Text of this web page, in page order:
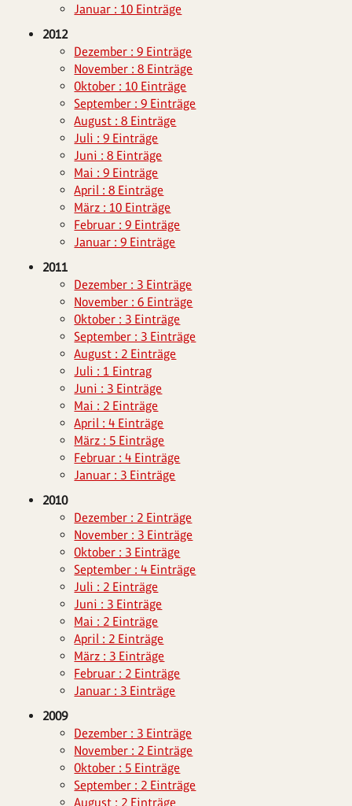
Januar : 10 Einträge
2012
Dezember : 9 Einträge
November : 8 Einträge
Oktober : 10 Einträge
September : 9 Einträge
August : 8 Einträge
Juli : 9 Einträge
Juni : 8 Einträge
Mai : 9 Einträge
April : 8 Einträge
März : 10 Einträge
Februar : 9 Einträge
Januar : 9 Einträge
2011
Dezember : 3 Einträge
November : 6 Einträge
Oktober : 3 Einträge
September : 3 Einträge
August : 2 Einträge
Juli : 1 Eintrag
Juni : 3 Einträge
Mai : 2 Einträge
April : 4 Einträge
März : 5 Einträge
Februar : 4 Einträge
Januar : 3 Einträge
2010
Dezember : 2 Einträge
November : 3 Einträge
Oktober : 3 Einträge
September : 4 Einträge
Juli : 2 Einträge
Juni : 3 Einträge
Mai : 2 Einträge
April : 2 Einträge
März : 3 Einträge
Februar : 2 Einträge
Januar : 3 Einträge
2009
Dezember : 3 Einträge
November : 2 Einträge
Oktober : 5 Einträge
September : 2 Einträge
August : 2 Einträge